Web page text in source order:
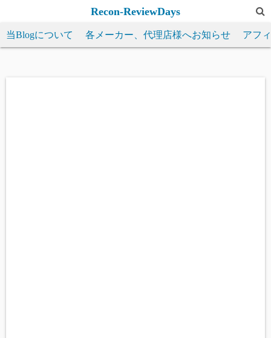
テ
Recon-ReviewDays
当Blogについて 各メーカー、代理店様へお知らせ アフ